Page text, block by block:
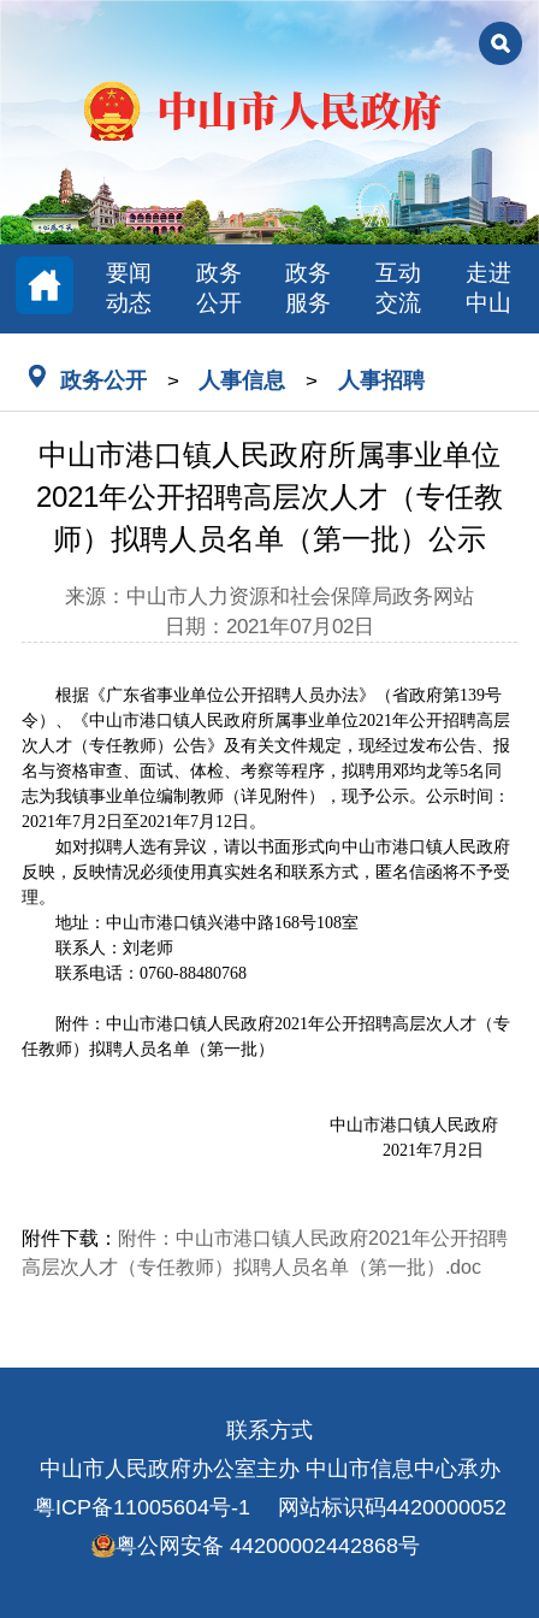
要闻
动态
政务
公开
政务
服务
互动
交流
走进
中山
政务公开 > 人事信息 > 人事招聘
中山市港口镇人民政府所属事业单位
2021年公开招聘高层次人才（专任教
师）拟聘人员名单（第一批）公示
来源：中山市人力资源和社会保障局政务网站
日期：2021年07月02日
根据《广东省事业单位公开招聘人员办法》（省政府第139号
令）、《中山市港口镇人民政府所属事业单位2021年公开招聘高层
次人才（专任教师）公告》及有关文件规定，现经过发布公告、报
名与资格审查、面试、体检、考察等程序，拟聘用邓均龙等5名同
志为我镇事业单位编制教师（详见附件），现予公示。公示时间：
2021年7月2日至2021年7月12日。
如对拟聘人选有异议，请以书面形式向中山市港口镇人民政府
反映，反映情况必须使用真实姓名和联系方式，匿名信函将不予受
理。
地址：中山市港口镇兴港中路168号108室
联系人：刘老师
联系电话：0760-88480768
附件：中山市港口镇人民政府2021年公开招聘高层次人才（专
任教师）拟聘人员名单（第一批）
中山市港口镇人民政府
2021年7月2日
附件下载： 附件：中山市港口镇人民政府2021年公开招聘
高层次人才（专任教师）拟聘人员名单（第一批）.doc
联系方式
中山市人民政府办公室主办 中山市信息中心承办
粤ICP备11005604号-1
网站标识码4420000052
粤公网安备 44200002442868号